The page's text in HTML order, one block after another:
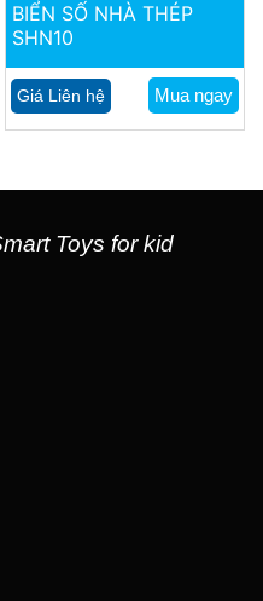
BIỂN SỐ NHÀ THÉP
SHN10
Giá Liên hệ Mua ngay
Toys for kid